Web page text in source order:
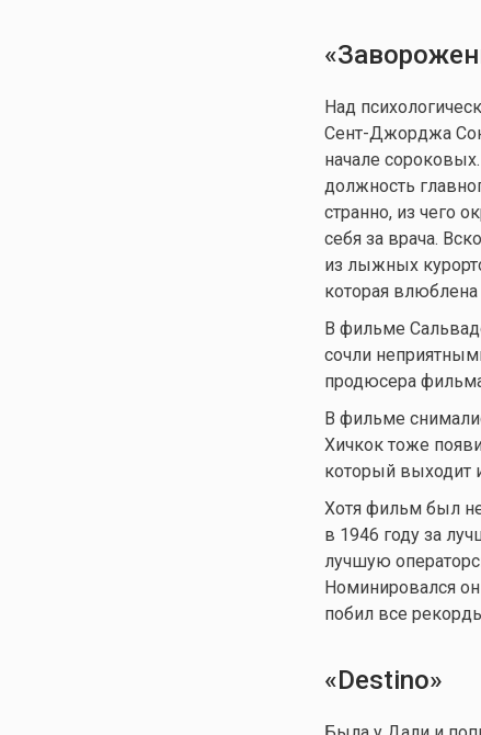
Над
Сент-Джорджа
начале
должность
странно, из чего
себя за врача.
из лыжных
которая влюблена
В фильме
сочли
продюсера
В фильме
Хичкок тоже
который выходит
Хотя фильм был
в 1946 году за
лучшую
Номинировался
побил все
«Destino»